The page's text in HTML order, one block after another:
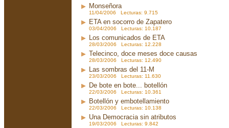
Monseñora
11/04/2006 Lecturas: 9.715
ETA en socorro de Zapatero
03/04/2006 Lecturas: 10.187
Los comunicados de ETA
28/03/2006 Lecturas: 12.228
Telecinco, doce meses doce causas
28/03/2006 Lecturas: 12.490
Las sombras del 11-M
23/03/2006 Lecturas: 11.630
De bote en bote... botellón
22/03/2006 Lecturas: 10.361
Botellón y embotellamiento
22/03/2006 Lecturas: 10.138
Una Democracia sin atributos
19/03/2006 Lecturas: 9.842